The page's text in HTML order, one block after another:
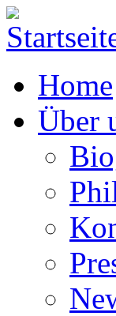
Home
Über